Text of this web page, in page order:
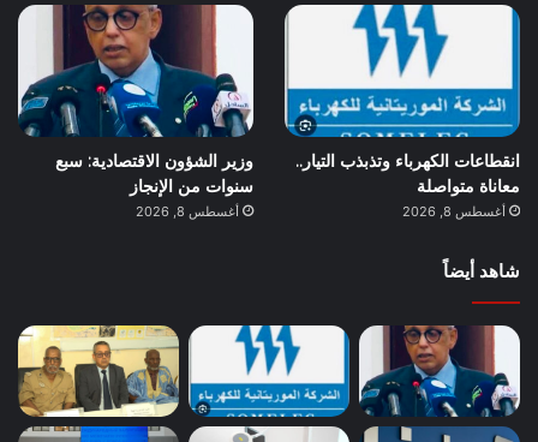
انقطاعات الكهرباء وتذبذب التيار..
معاناة متواصلة
أغسطس 8, 2026
وزير الشؤون الاقتصادية: سبع
سنوات من الإنجاز
أغسطس 8, 2026
شاهد أيضاً